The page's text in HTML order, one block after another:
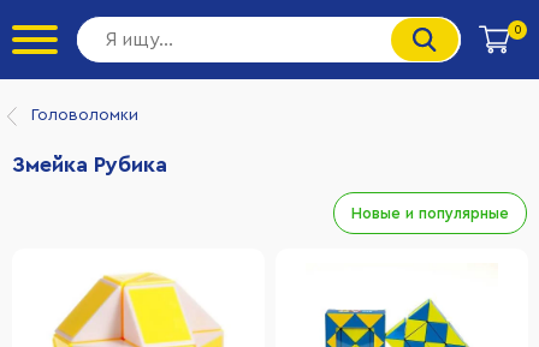
0
Головоломки
Змейка Рубика
Новые и популярные